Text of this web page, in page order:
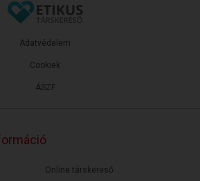
ÁSZF
Adatvédelem
Cookiek
Online társkereső